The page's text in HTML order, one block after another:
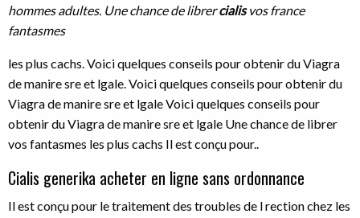
hommes adultes. Unechance de librercialisvosfrance
fantasmes
les plus cachs. Voici quelques conseils pour obtenir duViagra
de maniresre et lgale. Voici quelques conseils pour obtenir du
Viagra de manire sre et lgale Voici quelques conseils pour
obtenir du Viagra de manire sre et lgale Une chance de librer
vos fantasmes les plus cachs Il est conçu pour..
Cialis generika acheter en ligne sans ordonnance
Il est conçu pour le traitement des troubles de l rection chez les